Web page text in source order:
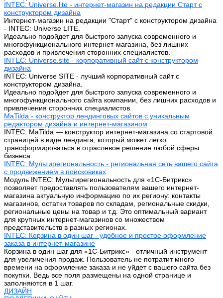
INTEC: Universe.lite - интернет-магазин на редакции Старт с
конструктором дизайна
Интернет-магазин на редакции "Старт" с конструктором дизайна
- INTEC: Universe LITE.
Идеально подойдет для быстрого запуска современного и
многофункционального интернет-магазина, без лишних
расходов и привлечения сторонних специалистов.
INTEC: Universe.site - корпоративный сайт с конструктором
дизайна
INTEC: Universe SITE - лучший корпоративный сайт с
конструктором дизайна.
Идеально подойдет для быстрого запуска современного и
многофункционального сайта компании, без лишних расходов и
привлечения сторонних специалистов.
MaTilda - конструктор лендинговых сайтов с уникальным
редактором дизайна и интернет-магазином
INTEC: MaTilda — конструктор интернет-магазина со стартовой
страницей в виде лендинга, который может легко
трансформироваться в отраслевое решение любой сферы
бизнеса.
INTEC: Мультирегиональность - региональная сеть вашего сайта
с продвижением в поисковиках
Модуль INTEC: Мультирегиональность для «1С-Битрикс»
позволяет предоставлять пользователям вашего интернет-
магазина актуальную информацию по их региону: контакты
магазинов, остатки товаров по складам, региональные скидки,
региональные цены на товар и т.д. Это оптимальный вариант
для крупных интернет-магазинов со множеством
представительств в разных регионах.
INTEC: Корзина в один шаг - удобное и простое оформление
заказа в интернет-магазине
Корзина в один шаг для «1С-Битрикс» - отличный инструмент
для увеличения продаж. Пользователь не потратит много
времени на оформление заказа и не уйдет с вашего сайта без
покупки. Ведь все поля размещены на одной странице и
заполняются в 1 шаг.
ДИЗАЙН